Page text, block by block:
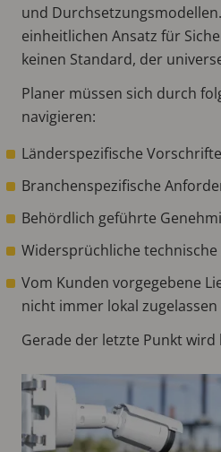
und
einheitlichen Ansatz für
keinen Standard, der
Planer müssen sich durch
navigieren:
Länderspezifische
Branchenspezifische
Behördlich geführte
Widersprüchliche
Vom Kunden vorgegebene
nicht immer lokal zugelassen
Gerade der letzte Punkt